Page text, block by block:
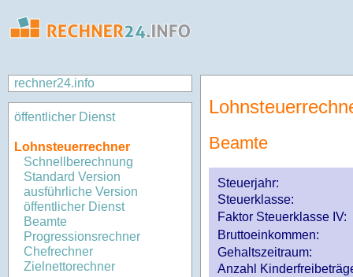
rechner24.info
öffentlicher Dienst
Lohnsteuerrechner
Schnellberechnung
Standard Version
ausführliche Version
öffentlicher Dienst
Beamte
Progressionsrechner
Chefrechner
Zielnettorechner
Beamte
Steuerjahr:
Steuerklasse:
Faktor Steuerklasse IV:
Bruttoeinkommen:
Gehaltszeitraum:
Anzahl